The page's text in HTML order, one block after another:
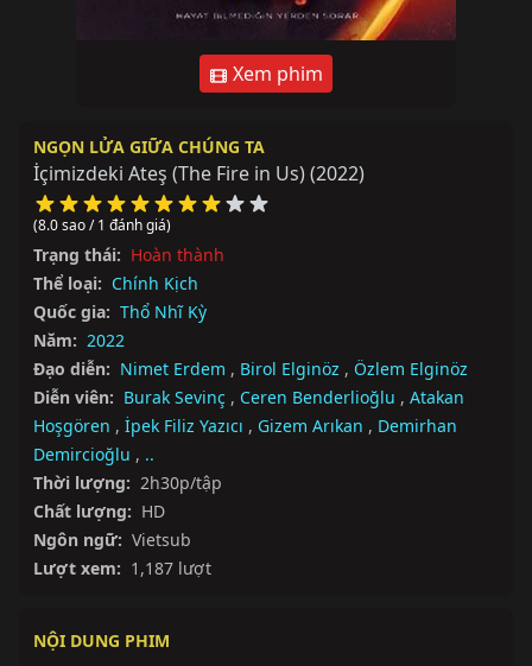
Xem phim
NGỌN LỬA GIỮA CHÚNG TA
İçimizdeki Ateş (The Fire in Us)(2022)
(8.0 sao / 1 đánh giá)
Trạng thái: Hoàn thành
Thể loại: Chính Kịch
Quốc gia: Thổ Nhĩ Kỳ
Năm: 2022
Đạo diễn: Nimet Erdem , Birol Elginöz , Özlem Elginöz
Diễn viên: Burak Sevinç , Ceren Benderlioğlu , Atakan
Hoşgören , İpek Filiz Yazıcı , Gizem Arıkan , Demirhan
Demircioğlu , ..
Thời lượng: 2h30p/tập
Chất lượng: HD
Ngôn ngữ: Vietsub
Lượt xem: 1,187 lượt
NỘI DUNG PHIM